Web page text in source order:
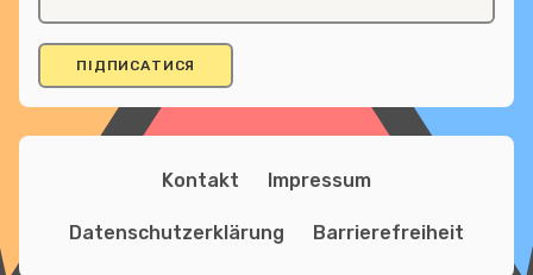
Kontakt Impressum
Datenschutzerklärung Barrierefreiheit